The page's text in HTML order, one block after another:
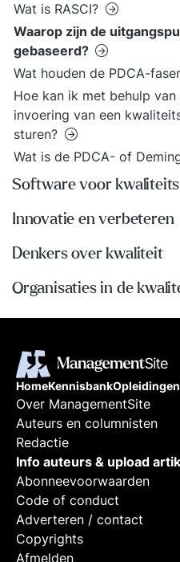
Wat is RASCI?
Waarop zijn de
gebaseerd?
Wat houden de PDCA-
Hoe kan ik met behulp
invoering van een
sturen?
Wat is de PDCA- of
Software voor
Innovatie en verbeteren
Denkers over kwaliteit
Organisaties in de
HomeKennisbankOpleidingen
Over ManagementSite
Auteurs en columnisten
Redactie
Info auteurs & upload
Abonneevoorwaarden
Code of conduct
Adverteren / contact
Copyrights
Afmelden